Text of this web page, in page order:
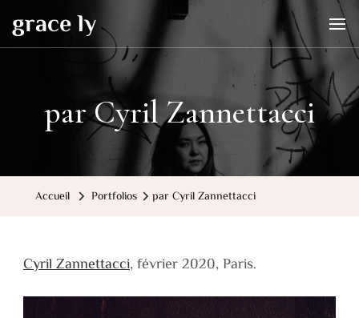
grace ly
par Cyril Zannettacci
Accueil Portfolios par Cyril Zannettacci
Cyril Zannettacci, février 2020, Paris.